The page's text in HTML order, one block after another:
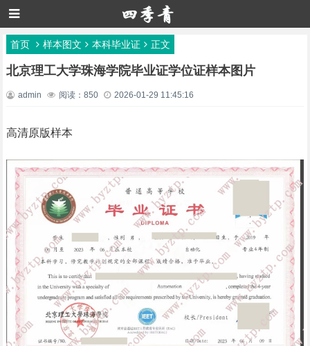
首页 样本图文 本科毕业证 正文
北京理工大学珠海学院毕业证学位证样本图片
admin 阅读：850 2026-01-29 11:45:16
高清原版样本